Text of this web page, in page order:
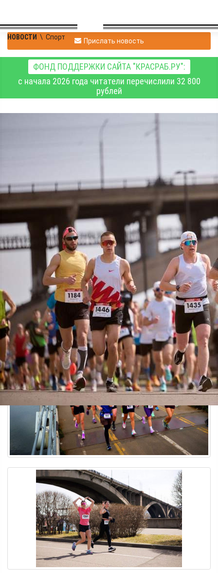
НОВОСТИ \ Спорт Прислать новость
ФОНД ПОДДЕРЖКИ САЙТА "КРАСРАБ.РУ":
с начала 2026 года читатели перечислили 32 800
рублей
«Красноярские мосты»
краевом центре
Спорт
01.07.2026 14:35420